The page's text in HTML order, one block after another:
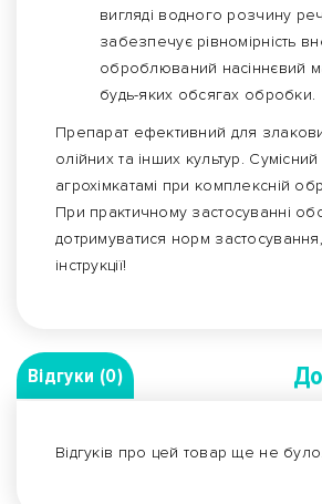
вигляді водного розчину
забезпечує рівномірність
оброблюваний насіннєвий
будь-яких обсягах обробки.
Препарат ефективний для
олійних та інших культур.
агрохімкатамі при комплексній
При практичному застосуванні
дотримуватися норм
інструкції!
Відгуки (0)
Відгуків про цей товар ще не було.